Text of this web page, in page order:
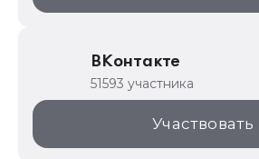
ИТС.1C.ru
1С для торговли
1С:Торговая площадка
ВКонтакте
51593 участника
Участвовать